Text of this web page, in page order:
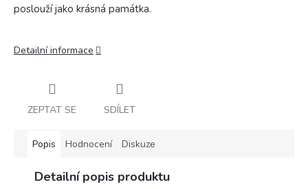
poslouží jako krásná památka.
Detailní informace
ZEPTAT SE SDÍLET
Popis Hodnocení Diskuze
Detailní popis produktu